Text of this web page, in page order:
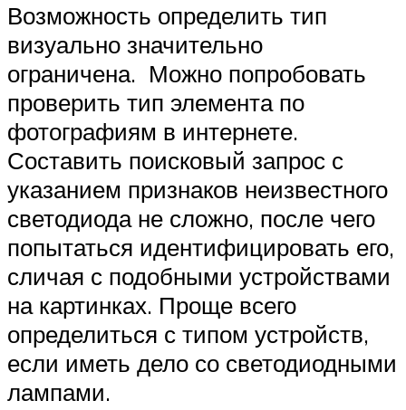
Возможность определить тип
визуально значительно
ограничена. Можно попробовать
проверить тип элемента по
фотографиям в интернете.
Составить поисковый запрос с
указанием признаков неизвестного
светодиода не сложно, после чего
попытаться идентифицировать его,
сличая с подобными устройствами
на картинках. Проще всего
определиться с типом устройств,
если иметь дело со светодиодными
лампами.